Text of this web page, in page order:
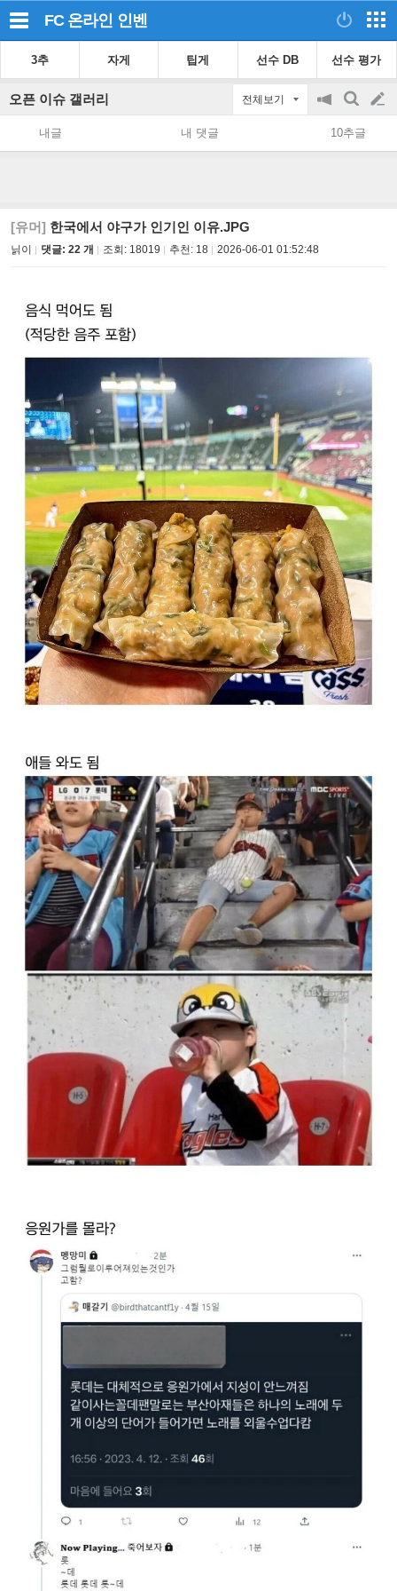
FC 온라인 인벤
3추 자게 팁게 선수 DB 선수 평가
오픈 이슈 갤러리 전체보기
공
지
on/off
검
색
글
쓰
내글 내 댓글 10추글
[유머] 한국에서 야구가 인기인 이유.JPG
닑이 댓글: 22 개 조회: 18019 추천: 18 2026-06-01 01:52:48